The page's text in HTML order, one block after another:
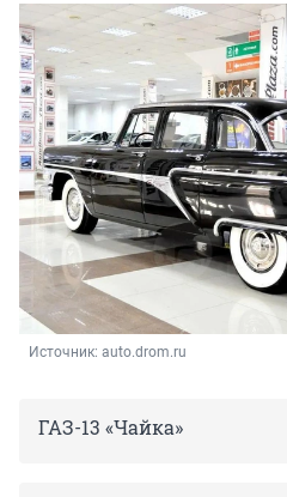
Источник: auto.drom.ru
ГАЗ-13 «Чайка»